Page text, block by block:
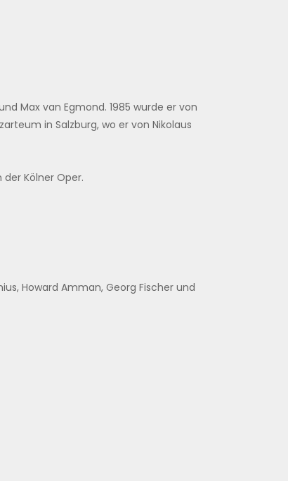
Max van Egmond. 1985 wurde er von
in Salzburg, wo er von Nikolaus
Kölner Oper.
Howard Amman, Georg Fischer und